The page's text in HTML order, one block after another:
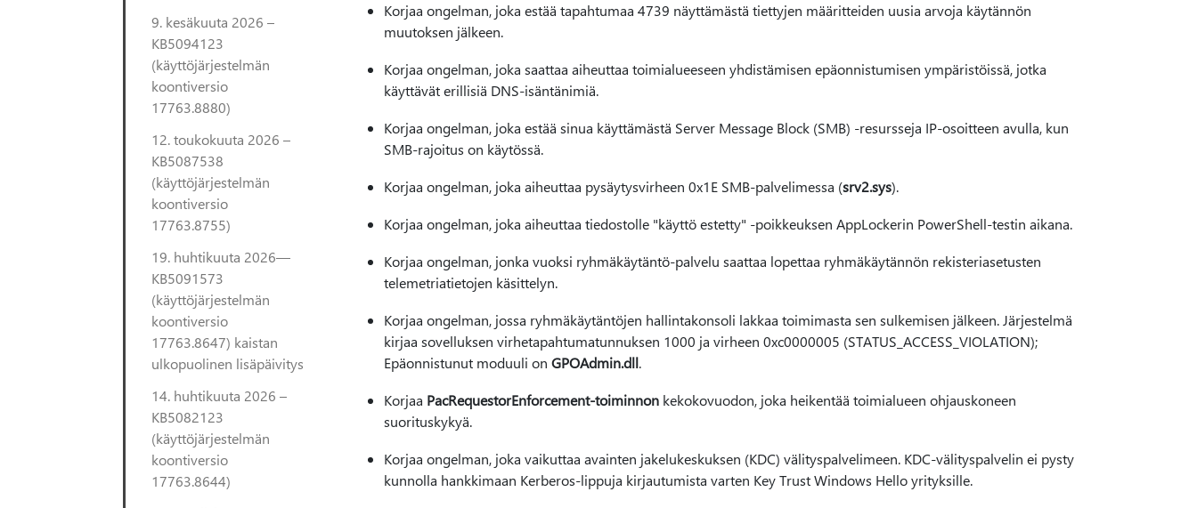
9. kesäkuuta 2026 –
KB5094123
(käyttöjärjestelmän
koontiversio
17763.8880)
12. toukokuuta 2026 –
KB5087538
(käyttöjärjestelmän
koontiversio
17763.8755)
19. huhtikuuta 2026—
KB5091573
(käyttöjärjestelmän
koontiversio
17763.8647) kaistan
ulkopuolinen lisäpäivitys
14. huhtikuuta 2026 –
KB5082123
(käyttöjärjestelmän
koontiversio
17763.8644)
Korjaa ongelman, joka estää tapahtumaa 4739 näyttämästä tiettyjen määritteiden uusia arvoja käytännön
muutoksen jälkeen.
Korjaa ongelman, joka saattaa aiheuttaa toimialueeseen yhdistämisen epäonnistumisen ympäristöissä, jotka
käyttävät erillisiä DNS-isäntänimiä.
Korjaa ongelman, joka estää sinua käyttämästä Server Message Block (SMB) -resursseja IP-osoitteen avulla, kun
SMB-rajoitus on käytössä.
Korjaa ongelman, joka aiheuttaa pysäytysvirheen 0x1E SMB-palvelimessa (srv2.sys).
Korjaa ongelman, joka aiheuttaa tiedostolle "käyttö estetty" -poikkeuksen AppLockerin PowerShell-testin aikana.
Korjaa ongelman, jonka vuoksi ryhmäkäytäntö-palvelu saattaa lopettaa ryhmäkäytännön rekisteriasetusten
telemetriatietojen käsittelyn.
Korjaa ongelman, jossa ryhmäkäytäntöjen hallintakonsoli lakkaa toimimasta sen sulkemisen jälkeen. Järjestelmä
kirjaa sovelluksen virhetapahtumatunnuksen 1000 ja virheen 0xc0000005 (STATUS_ACCESS_VIOLATION);
Epäonnistunut moduuli on GPOAdmin.dll.
Korjaa PacRequestorEnforcement-toiminnon kekokovuodon, joka heikentää toimialueen ohjauskoneen
suorituskykyä.
Korjaa ongelman, joka vaikuttaa avainten jakelukeskuksen (KDC) välityspalvelimeen. KDC-välityspalvelin ei pysty
kunnolla hankkimaan Kerberos-lippuja kirjautumista varten Key Trust Windows Hello yrityksille.